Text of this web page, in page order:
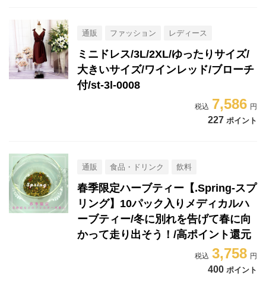
通販 ファッション レディース
ミニドレス/3L/2XL/ゆったりサイズ/
大きいサイズ/ワインレッド/ブローチ
付/st-3l-0008
7,586
227 ポイント
通販 食品・ドリンク 飲料
春季限定ハーブティー【.Spring-スプ
リング】10パック入りメディカルハ
ーブティー/冬に別れを告げて春に向
かって走り出そう！/高ポイント還元
3,758
400 ポイント